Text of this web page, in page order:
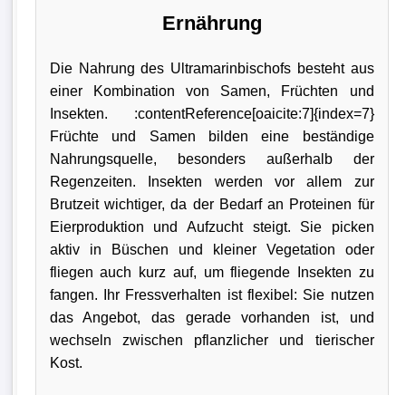
Ernährung
Die Nahrung des Ultramarinbischofs besteht aus
einer Kombination von Samen, Früchten und
Insekten. :contentReference[oaicite:7]{index=7}
Früchte und Samen bilden eine beständige
Nahrungsquelle, besonders außerhalb der
Regenzeiten. Insekten werden vor allem zur
Brutzeit wichtiger, da der Bedarf an Proteinen für
Eierproduktion und Aufzucht steigt. Sie picken
aktiv in Büschen und kleiner Vegetation oder
fliegen auch kurz auf, um fliegende Insekten zu
fangen. Ihr Fressverhalten ist flexibel: Sie nutzen
das Angebot, das gerade vorhanden ist, und
wechseln zwischen pflanzlicher und tierischer
Kost.